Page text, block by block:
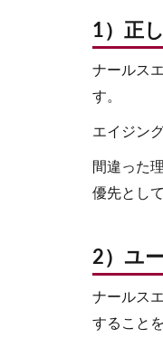
1）正
ナールス
す。
エイジン
間違った
優先とし
2）ユ
ナールス
すること